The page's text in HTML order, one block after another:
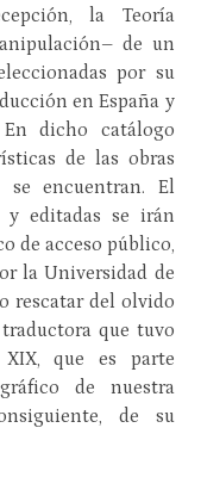
la Teoría
de un
por su
en España y
dicho catálogo
de las obras
encuentran. El
y editadas se irán
de acceso público,
la Universidad de
rescatar del olvido
que tuvo
que es parte
de nuestra
de su